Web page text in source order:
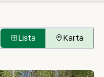
Välj hur objekten granskas
Lista Karta